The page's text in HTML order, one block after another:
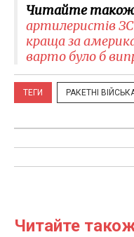
Читайте
артилеристів
краща за
варто було б
ТЕГИ РАКЕТНІ
Читайте